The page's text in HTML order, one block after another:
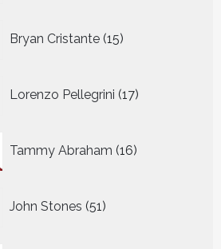
Bryan Cristante 15
producten
Lorenzo Pellegrini 17
producten
Tammy Abraham 16
producten
John Stones 51
producten